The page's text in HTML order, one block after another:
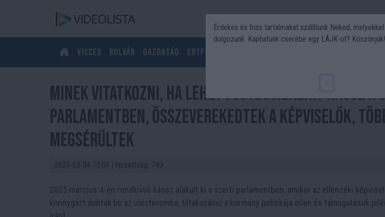
Vicces Bulvár Gazdaság Crypto
Minek vitatkozni, ha lehet füstbombázni? Káosz a
parlamentben, összeverekedtek a képviselők,
megsérűltek
2025-03-04 13:04 | Nézettség: 740
2025 március 4-én rendkívüli káosz alakult ki a szerb parlamentben, amikor az ellenzéki
könnygázt dobtak be az ülésterembe, tiltakozásul a kormány politikája ellen és támogatásuk
Érdekes és friss tartalmakat szállítunk Neked,
dolgozunk. Kaphatunk cserébe egy LÁJK-ot? Köszönjük!